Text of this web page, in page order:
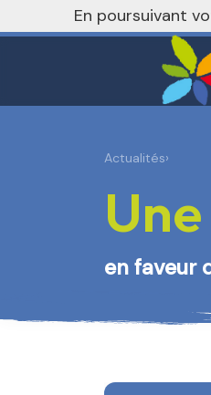
nivo_2026: 1
Actualités›
en faveur
En poursuivant